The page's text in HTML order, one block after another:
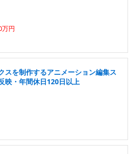
万円
スを制作するアニメーション編集ス
映・年間休日120日以上